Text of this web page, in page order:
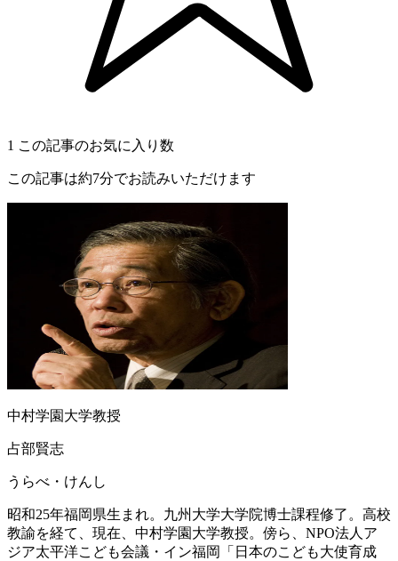
1 この記事のお気に入り数
この記事は約7分でお読みいただけます
中村学園大学教授
占部賢志
うらべ・けんし
昭和25年福岡県生まれ。九州大学大学院博士課程修了。高校
教諭を経て、現在、中村学園大学教授。傍ら、NPO法人ア
ジア太平洋こども会議・イン福岡「日本のこども大使育成